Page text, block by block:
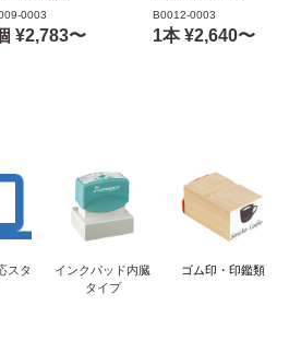
0003
¥2,783〜
B0012-0003
1本 ¥2,640〜
スタ
インクパッド内臓
タイプ
ゴム印・印鑑類